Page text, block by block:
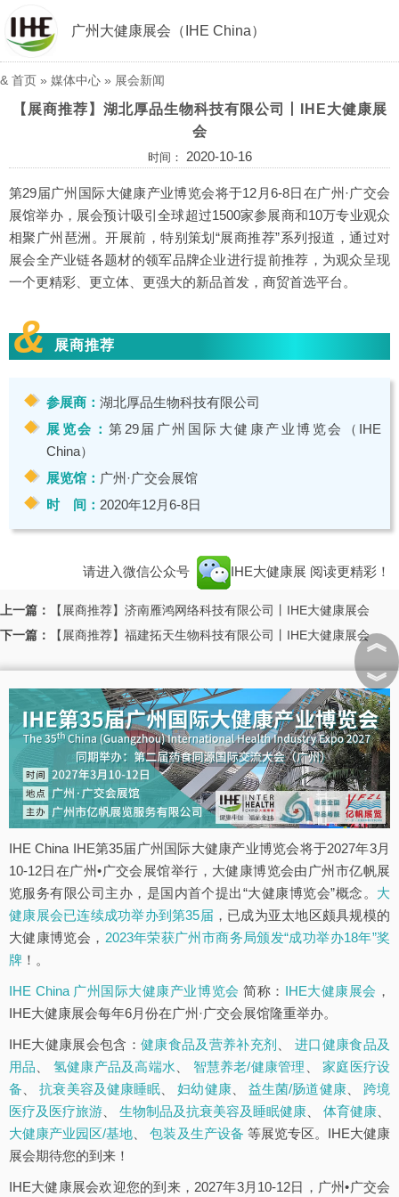
广州大健康展会（IHE China）
& 首页 » 媒体中心 » 展会新闻
【展商推荐】湖北厚品生物科技有限公司丨IHE大健康展
会
时间： 2020-10-16
第29届广州国际大健康产业博览会将于12月6-8日在广州·广交会
展馆举办，展会预计吸引全球超过1500家参展商和10万专业观众
相聚广州琶洲。开展前，特别策划“展商推荐”系列报道，通过对
展会全产业链各题材的领军品牌企业进行提前推荐，为观众呈现
一个更精彩、更立体、更强大的新品首发，商贸首选平台。
& 展商推荐
参展商： 湖北厚品生物科技有限公司
展览会： 第29届广州国际大健康产业博览会（IHE
China）
展览馆： 广州·广交会展馆
时 间： 2020年12月6-8日
请进入微信公众号 IHE大健康展 阅读更精彩！
上一篇：
【展商推荐】济南雁鸿网络科技有限公司丨IHE大健康展会
下一篇：
【展商推荐】福建拓天生物科技有限公司丨IHE大健康展会
IHE China IHE第35届广州国际大健康产业博览会将于2027年3月
10-12日在广州•广交会展馆举行，大健康博览会由广州市亿帆展
览服务有限公司主办，是国内首个提出“大健康博览会”概念。 大
健康展会已连续成功举办到第35届 ，已成为亚太地区颇具规模的
大健康博览会， 2023年荣获广州市商务局颁发“成功举办18年”奖
牌 ！。
IHE China 广州国际大健康产业博览会 简称： IHE大健康展会 ，
IHE大健康展会每年6月份在广州·广交会展馆隆重举办。
IHE大健康展会包含： 健康食品及营养补充剂 、进口健康食品及
用品
氢健康产品及高端水 智慧养老/健康管理 、家庭医疗设
备 、抗衰美容及健康睡眠 、妇幼健康、 益生菌/肠道健康、 跨境
医疗及医疗旅游
生物制品及抗衰美容及睡眠健康 体育健康
大健康产业园区/基地 、包装及生产设备 等展览专区。IHE大健康
展会期待您的到来！
IHE大健康展会欢迎您的到来，2027年3月10-12日，广州•广交会
︽
︾